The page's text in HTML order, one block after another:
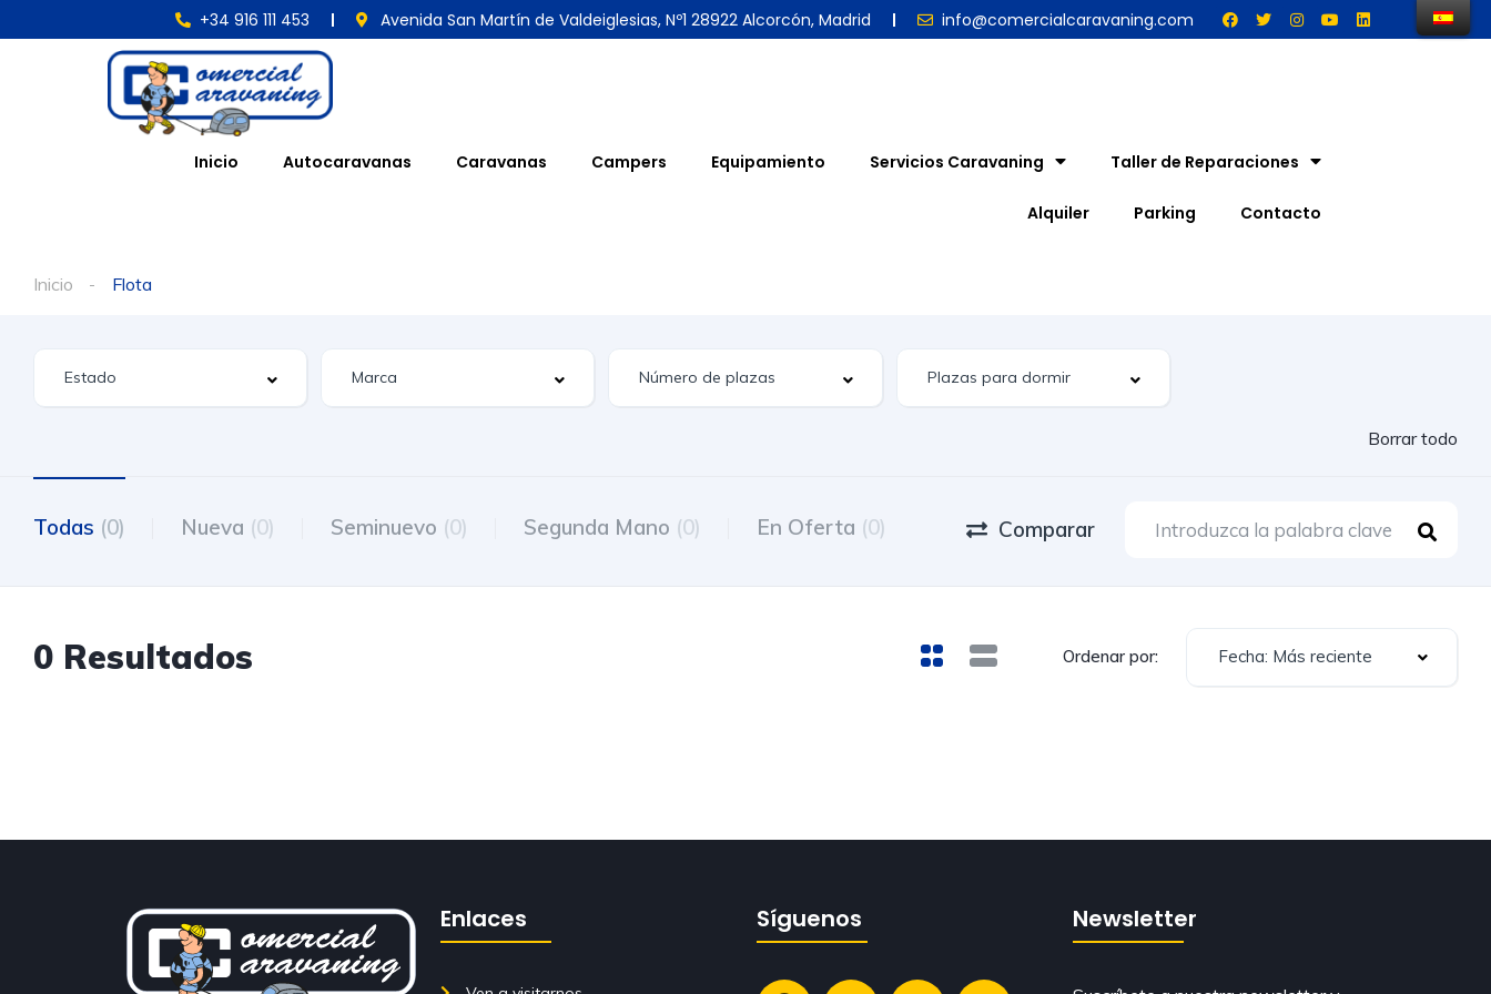
+34 916 111 453 Avenida San Martín de Valdeiglesias, Nº1 28922 Alcorcón, Madrid info@comercialcaravaning.com
Inicio Autocaravanas Caravanas Campers Equipamiento Servicios Caravaning Taller de Reparaciones
Alquiler Parking Contacto
Inicio Flota
Borrar todo
Todas (0) Nueva (0) Seminuevo (0) Segunda Mano (0) En Oferta (0) Comparar
0 Resultados Ordenar por: Fecha: Más reciente
Enlaces Síguenos Newsletter